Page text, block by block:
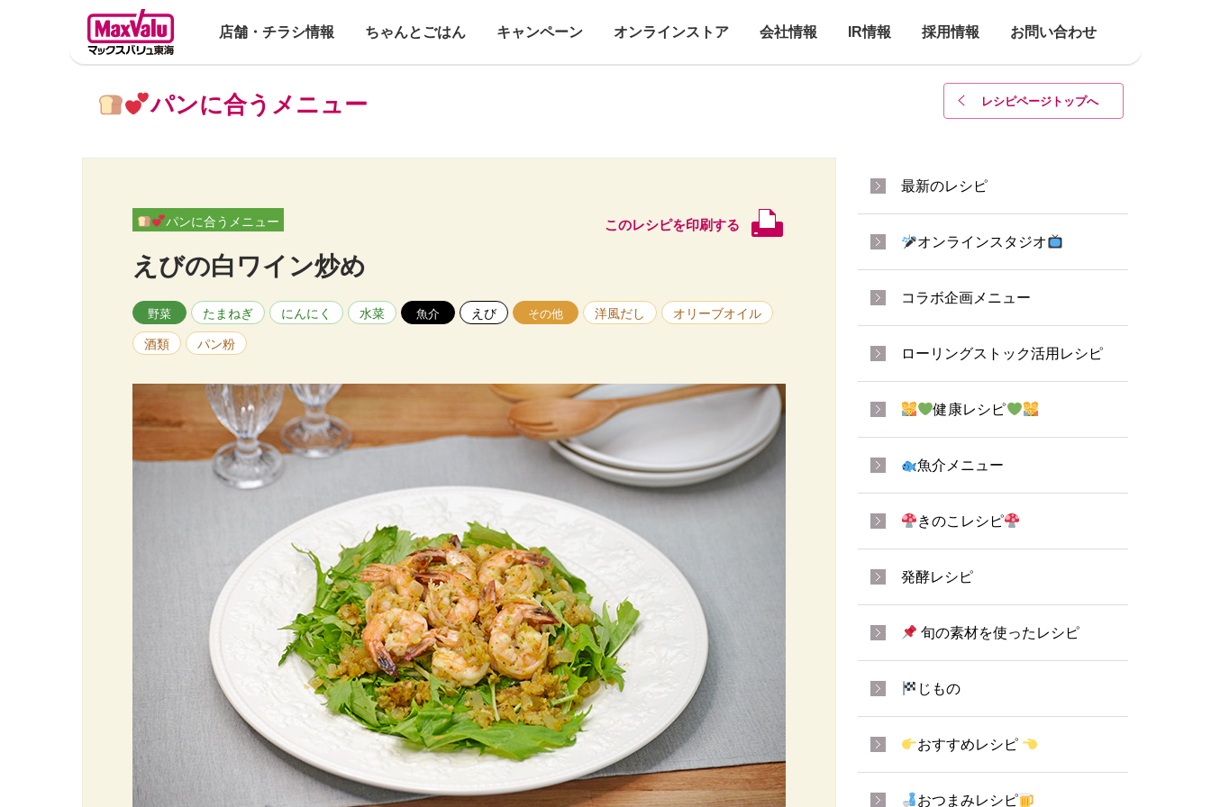
店舗・チラシ情報 ちゃんとごはん キャンペーン オンラインストア 会社情報 IR情報 採用情報 お問い合わせ
レシピページトップへ
パンに合うメニュー
パンに合うメニュー このレシピを印刷する
えびの白ワイン炒め
野菜 たまねぎ にんにく 水菜 魚介 えび その他 洋風だし オリーブオイル
酒類 パン粉
最新のレシピ
オンラインスタジオ
コラボ企画メニュー
ローリングストック活用レシピ
健康レシピ
魚介メニュー
きのこレシピ
発酵レシピ
旬の素材を使ったレシピ
じもの
おすすめレシピ
おつまみレシピ